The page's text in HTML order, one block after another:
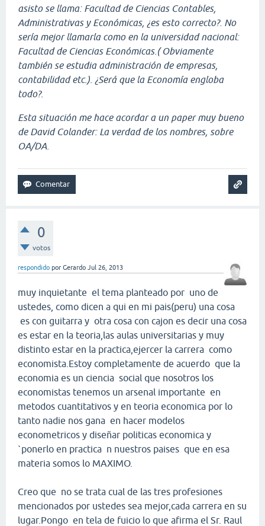
asisto se llama: Facultad de Ciencias Contables,
Administrativas y Económicas, ¿es esto correcto?. No
sería mejor llamarla como en la universidad nacional:
Facultad de Ciencias Económicas.( Obviamente
también se estudia administración de empresas,
contabilidad etc.). ¿Será que la Economía engloba
todo?.
Esta situación me hace acordar a un paper muy bueno
de David Colander: La verdad de los nombres, sobre
OA/DA.
0
votos
respondido por Gerardo Jul 26, 2013
muy inquietante el tema planteado por uno de
ustedes, como dicen a qui en mi pais(peru) una cosa
es con guitarra y otra cosa con cajon es decir una cosa
es estar en la teoria,las aulas universitarias y muy
distinto estar en la practica,ejercer la carrera como
economista.Estoy completamente de acuerdo que la
economia es un ciencia social que nosotros los
economistas tenemos un arsenal importante en
metodos cuantitativos y en teoria economica por lo
tanto nadie nos gana en hacer modelos
econometricos y diseñar politicas economica y
`ponerlo en practica n nuestros paises que en esa
materia somos lo MAXIMO.
Creo que no se trata cual de las tres profesiones
mencionados por ustedes sea mejor,cada carrera en su
lugar.Pongo en tela de fuicio lo que afirma el Sr. Raul